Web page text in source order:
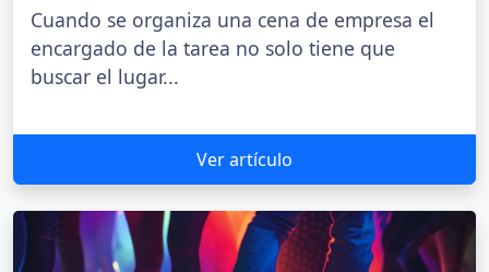
Cuando se organiza una cena de empresa el
encargado de la tarea no solo tiene que
buscar el lugar...
Ver artículo